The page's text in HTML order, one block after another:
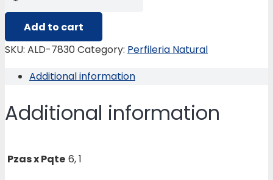
7830
DE
MM.
Add to cart
SKU: ALD-7830Category: Perfileria Natural
Additional information
Additional information
Pzas x Pqte 6, 1